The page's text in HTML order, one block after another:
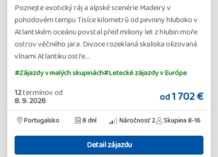
Poznejte exotický ráj a alpské scenérie Madeiry v
pohodovém tempu Tisíce kilometrů od pevniny hluboko v
Atlantském oceánu povstal před miliony let z hlubin moře
ostrov věčného jara. Divoce rozeklaná skaliska olizovaná
vlnami Atlantiku ostře…
#Zájazdy v malých skupinách#Letecké zájazdy v Európe
12termínovod
8. 9. 2026 od1 702 €
Portugalsko 8 dní Náročnosť 2 Skupina 8-16
Detail zájazdu